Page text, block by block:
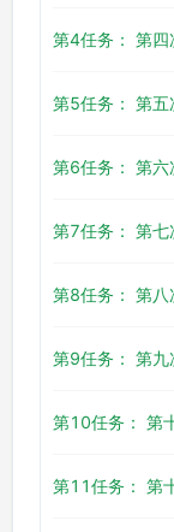
第4任务： 第四
第5任务： 第五
第6任务： 第六
第7任务： 第七
第8任务： 第八
第9任务： 第九
第10任务： 第
第11任务： 第